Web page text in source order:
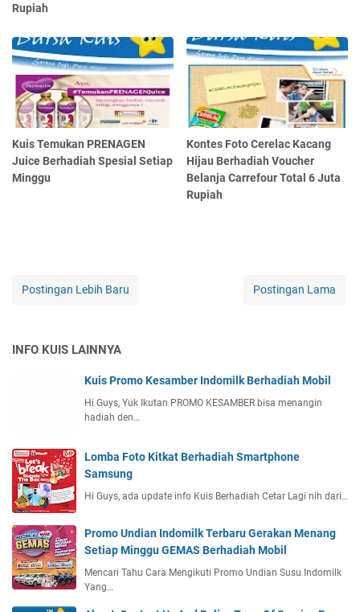
Rupiah
Kuis Temukan PRENAGEN
Juice Berhadiah Spesial Setiap
Minggu
Kontes Foto Cerelac Kacang
Hijau Berhadiah Voucher
Belanja Carrefour Total 6 Juta
Rupiah
Postingan Lebih Baru Postingan Lama
INFO KUIS LAINNYA
Kuis Promo Kesamber Indomilk Berhadiah Mobil
Hi Guys, Yuk Ikutan PROMO KESAMBER bisa menangin
hadiah den…
Lomba Foto Kitkat Berhadiah Smartphone
Samsung
Hi Guys, ada update info Kuis Berhadiah Cetar Lagi nih dari…
Promo Undian Indomilk Terbaru Gerakan Menang
Setiap Minggu GEMAS Berhadiah Mobil
Mencari Tahu Cara Mengikuti Promo Undian Susu Indomilk
Yang…